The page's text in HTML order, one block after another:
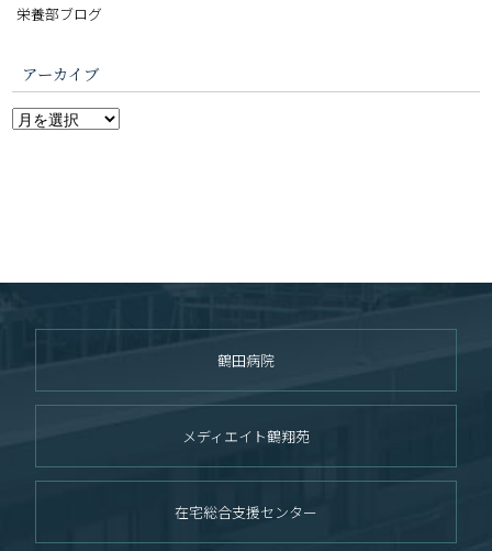
栄養部ブログ
アーカイブ
鶴田病院
メディエイト鶴翔苑
在宅総合支援センター